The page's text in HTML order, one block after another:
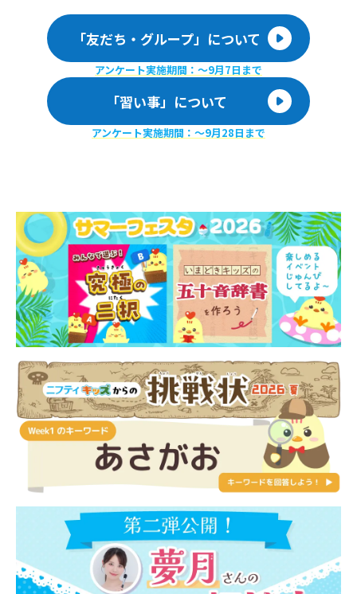
「友だち・グループ」について
アンケート実施期間：〜9月7日まで
「習い事」について
アンケート実施期間：〜9月28日まで